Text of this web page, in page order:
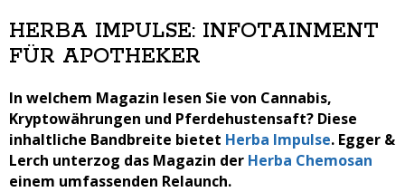
HERBA IMPULSE: INFOTAINMENT
FÜR APOTHEKER
In welchem Magazin lesen Sie von Cannabis,
Kryptowährungen und Pferdehustensaft? Diese
inhaltliche Bandbreite bietet Herba Impulse. Egger &
Lerch unterzog das Magazin der Herba Chemosan
einem umfassenden Relaunch.